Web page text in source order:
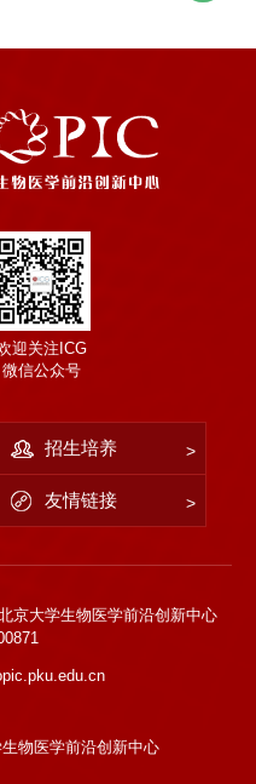
迎关注ICG
微信公众号
招生培养
友情链接
京大学生物医学前沿创新中心
物医学前沿创新中心